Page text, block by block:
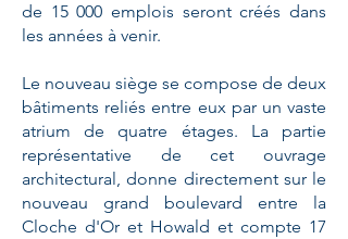
de 15 000 emplois seront créés dans
les années à venir.
Le nouveau siège se compose de deux
bâtiments reliés entre eux par un vaste
atrium de quatre étages. La partie
représentative de cet ouvrage
architectural, donne directement sur le
nouveau grand boulevard entre la
Cloche d'Or et Howald et compte 17